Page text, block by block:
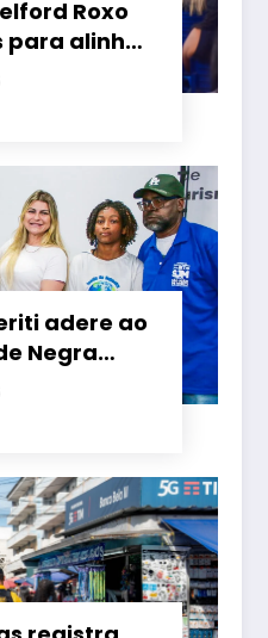
Roxo
alinhar
segundo
adere ao
Negra
da